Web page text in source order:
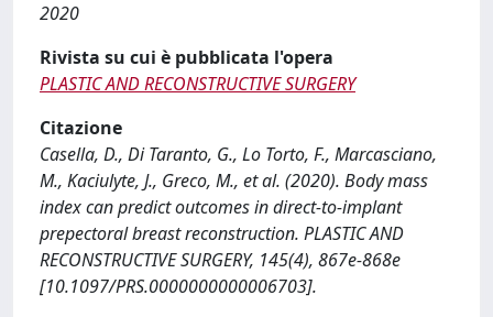
2020
Rivista su cui è pubblicata l'opera
PLASTIC AND RECONSTRUCTIVE SURGERY
Citazione
Casella, D., Di Taranto, G., Lo Torto, F., Marcasciano,
M., Kaciulyte, J., Greco, M., et al. (2020). Body mass
index can predict outcomes in direct-to-implant
prepectoral breast reconstruction. PLASTIC AND
RECONSTRUCTIVE SURGERY, 145(4), 867e-868e
[10.1097/PRS.0000000000006703].